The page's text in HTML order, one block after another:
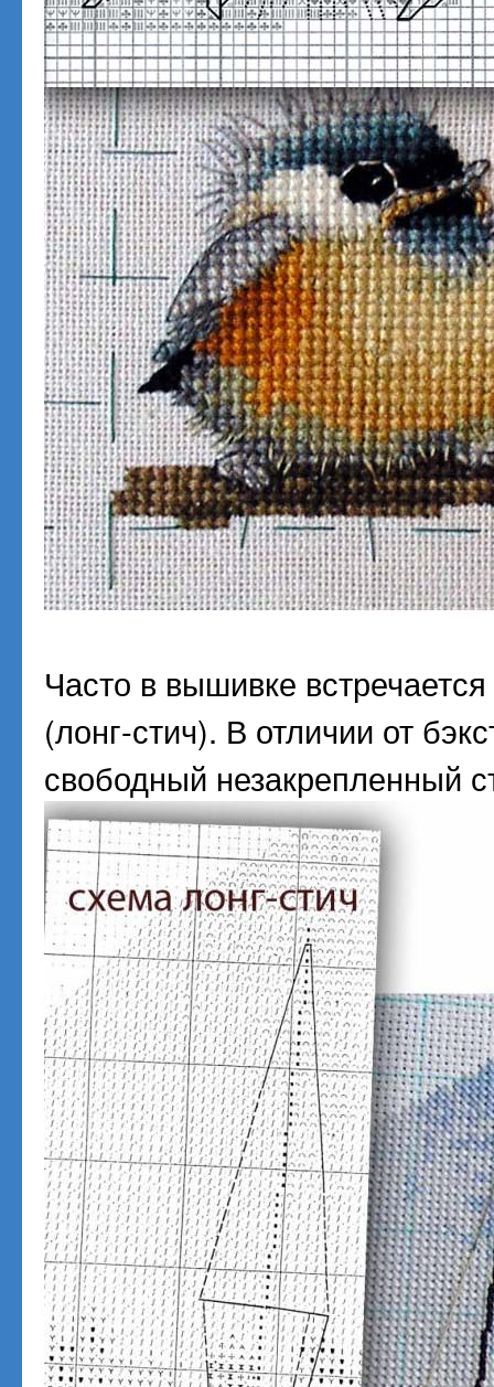
Часто в вышивке
(лонг-стич). В отличии от
свободный незакрепленный